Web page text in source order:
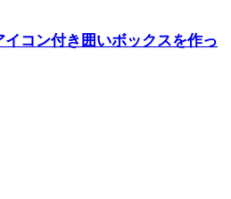
コン付き囲いボックスを作っ